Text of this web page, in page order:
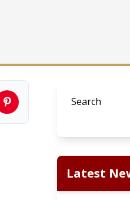
Search
Latest